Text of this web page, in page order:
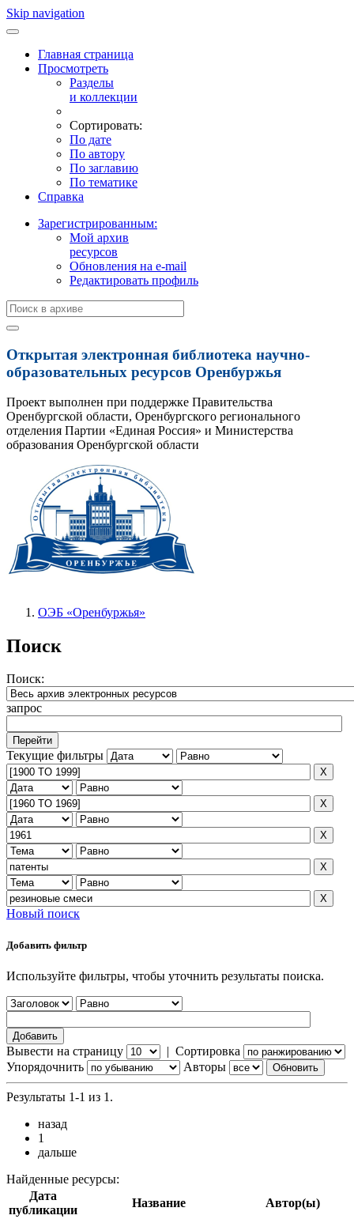
Skip navigation
Главная страница
Просмотреть
Разделы
и коллекции
Сортировать:
По дате
По автору
По заглавию
По тематике
Справка
Зарегистрированным:
Мой архив
ресурсов
Обновления на e-mail
Редактировать профиль
Открытая электронная библиотека научно-
образовательных ресурсов Оренбуржья
Проект выполнен при поддержке Правительства
Оренбургской области, Оренбургского регионального
отделения Партии «Единая Россия» и Министерства
образования Оренбургской области
ОЭБ «Оренбуржья»
Поиск
Поиск:
запрос
Текущие фильтры
Новый поиск
Добавить фильтр
Используйте фильтры, чтобы уточнить результаты поиска.
Вывести на страницу | Сортировка
Упорядочнить
Авторы
Результаты 1-1 из 1.
назад
1
дальше
Найденные ресурсы:
Дата
публикации
Название Автор(ы)